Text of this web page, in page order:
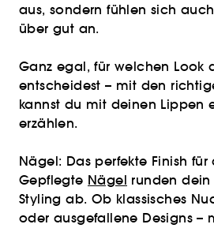
aus, sondern fühlen sich
über gut an.
Ganz egal, für welchen Look
entscheidest – mit den
kannst du mit deinen Lippen
erzählen.
Nägel: Das perfekte Finish
Gepflegte Nägel runden
Styling ab. Ob klassisches
oder ausgefallene Designs –